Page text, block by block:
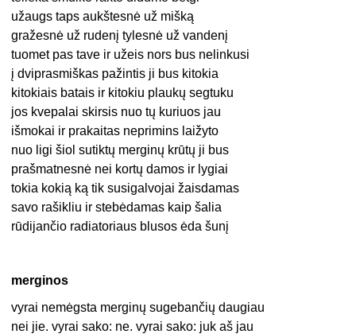
užaugs taps aukštesnė už mišką
gražesnė už rudenį tylesnė už vandenį
tuomet pas tave ir užeis nors bus nelinkusi
į dviprasmiškas pažintis ji bus kitokia
kitokiais batais ir kitokiu plaukų segtuku
jos kvepalai skirsis nuo tų kuriuos jau
išmokai ir prakaitas neprimins laižyto
nuo ligi šiol sutiktų merginų krūtų ji bus
prašmatnesnė nei kortų damos ir lygiai
tokia kokią ką tik susigalvojai žaisdamas
savo rašikliu ir stebėdamas kaip šalia
rūdijančio radiatoriaus blusos ėda šunį
merginos
vyrai nemėgsta merginų sugebančių daugiau
nei jie. vyrai sako: ne. vyrai sako: juk aš jau